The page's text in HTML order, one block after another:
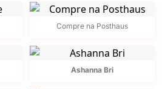
Compre na Posthaus
Ashanna Bri